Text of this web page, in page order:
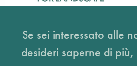
Se sei interessato alle
desideri saperne di